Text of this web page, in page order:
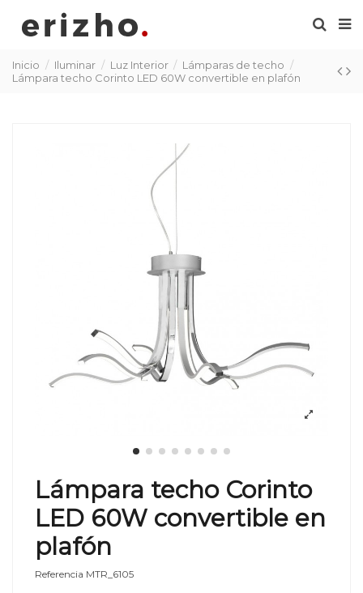
Inicio Iluminar Luz Interior
Lámparas de techo
Lámpara techo Corinto LED 60W convertible en plafón
Lámpara techo Corinto
LED 60W convertible en
plafón
Referencia MTR_6105